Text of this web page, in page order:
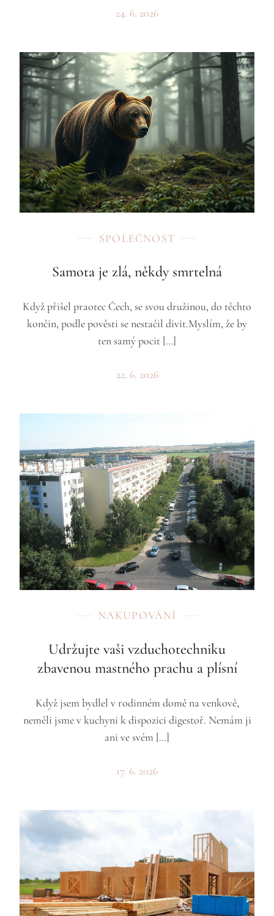
24. 6. 2026
SPOLEČNOST
Samota je zlá, někdy smrtelná
Když přišel praotec Čech, se svou družinou, do těchto
končin, podle pověsti se nestačil divit.Myslím, že by
ten samý pocit […]
22. 6. 2026
NAKUPOVÁNÍ
Udržujte vaši vzduchotechniku
zbavenou mastného prachu a plísní
Když jsem bydlel v rodinném domě na venkově,
neměli jsme v kuchyni k dispozici digestoř. Nemám ji
ani ve svém […]
17. 6. 2026